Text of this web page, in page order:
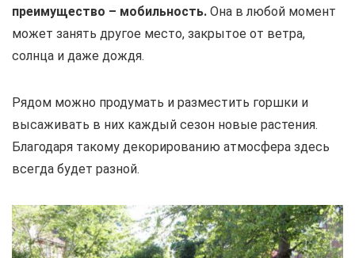
преимущество – мобильность. Она в любой момент
может занять другое место, закрытое от ветра,
солнца и даже дождя.
Рядом можно продумать и разместить горшки и
высаживать в них каждый сезон новые растения.
Благодаря такому декорированию атмосфера здесь
всегда будет разной.